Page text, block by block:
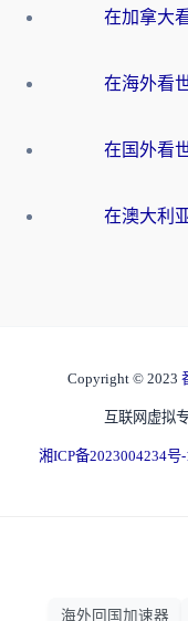
Copyright © 2023
互联网虚拟
湘ICP备2023004234号-
海外回国加速器